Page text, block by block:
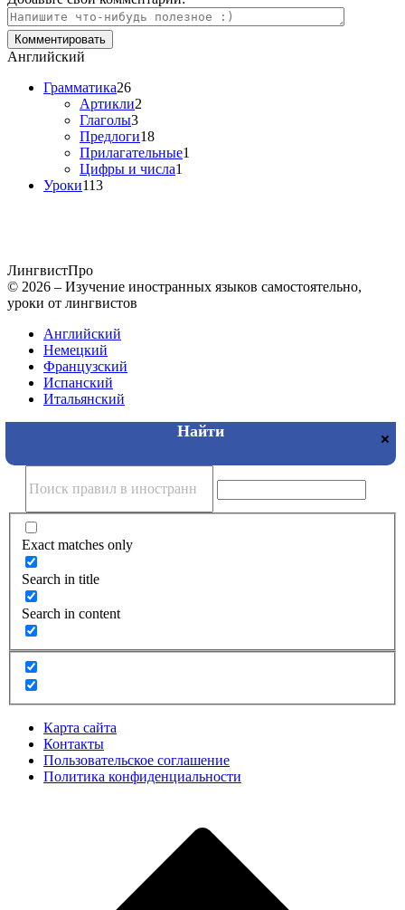
Английский
Грамматика26
Артикли2
Глаголы3
Предлоги18
Прилагательные1
Цифры и числа1
Уроки113
ЛингвистПро
© 2026 – Изучение иностранных языков самостоятельно,
уроки от лингвистов
Английский
Немецкий
Французский
Испанский
Итальянский
Exact matches only
Search in title
Search in content
Карта сайта
Контакты
Пользовательское соглашение
Политика конфиденциальности